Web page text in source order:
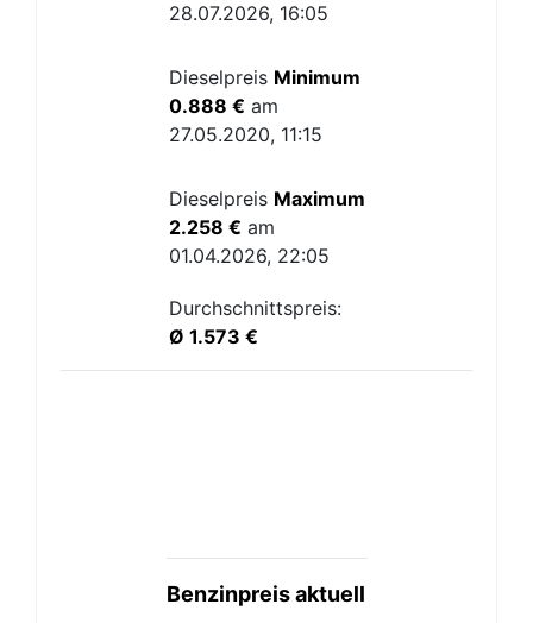
28.07.2026, 16:05
Dieselpreis Minimum
0.888 € am
27.05.2020, 11:15
Dieselpreis Maximum
2.258 € am
01.04.2026, 22:05
Durchschnittspreis:
Ø 1.573 €
Benzinpreis aktuell